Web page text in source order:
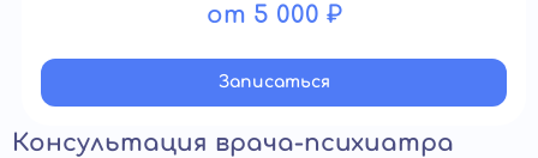
от 5 000 ₽
Записатьcя
Консультация врача-психиатра